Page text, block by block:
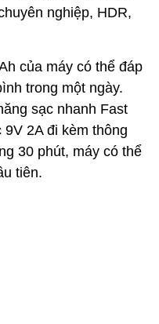
nghiệp, HDR,
của máy có thể đáp
trong một ngày.
sạc nhanh Fast
2A đi kèm thông
30 phút, máy có thể
tiên.